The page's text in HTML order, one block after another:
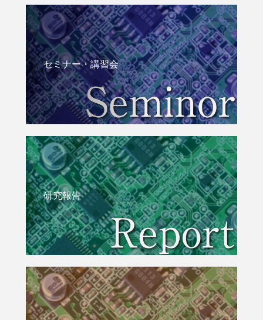
セミナー・講習会
研究報告